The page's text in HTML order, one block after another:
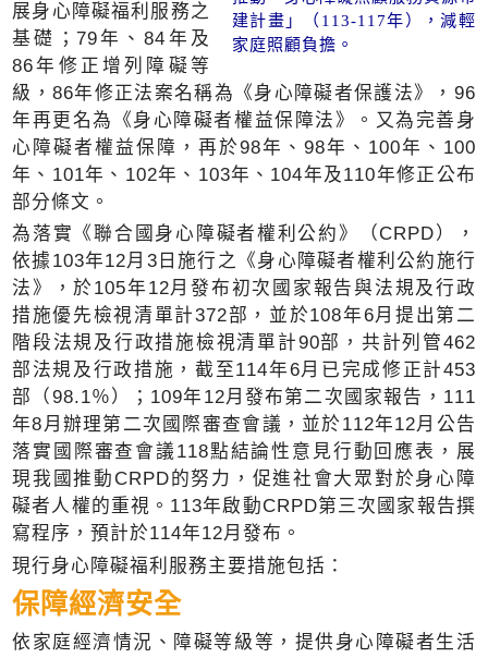
建計畫」（113-117年），減輕
家庭照顧負擔。
展身心障礙福利服務之
基礎；79年、84年及
86年修正增列障礙等
級，86年修正法案名稱為《身心障礙者保護法》，96
年再更名為《身心障礙者權益保障法》。又為完善身
心障礙者權益保障，再於98年、98年、100年、100
年、101年、102年、103年、104年及110年修正公布
部分條文。
為落實《聯合國身心障礙者權利公約》（CRPD），
依據103年12月3日施行之《身心障礙者權利公約施行
法》，於105年12月發布初次國家報告與法規及行政
措施優先檢視清單計372部，並於108年6月提出第二
階段法規及行政措施檢視清單計90部，共計列管462
部法規及行政措施，截至114年6月已完成修正計453
部（98.1％）；109年12月發布第二次國家報告，111
年8月辦理第二次國際審查會議，並於112年12月公告
落實國際審查會議118點結論性意見行動回應表，展
現我國推動CRPD的努力，促進社會大眾對於身心障
礙者人權的重視。113年啟動CRPD第三次國家報告撰
寫程序，預計於114年12月發布。
現行身心障礙福利服務主要措施包括：
保障經濟安全
依家庭經濟情況、障礙等級等，提供身心障礙者生活